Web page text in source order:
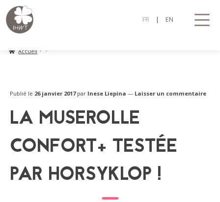
FR | EN
Aller
la
Aller
au
contenu
In Horse We Trust
Accueil
Publié le 26 janvier 2017 par Inese Liepina — Laisser un commentaire
LA MUSEROLLE
CONFORT+ TESTÉE
PAR HORSYKLOP !